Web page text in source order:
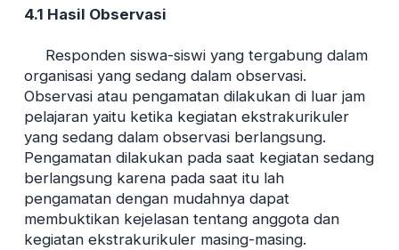
4.1 Hasil Observasi
Responden siswa-siswi yang tergabung dalam
organisasi yang sedang dalam observasi.
Observasi atau pengamatan dilakukan di luar jam
pelajaran yaitu ketika kegiatan ekstrakurikuler
yang sedang dalam observasi berlangsung.
Pengamatan dilakukan pada saat kegiatan sedang
berlangsung karena pada saat itu lah
pengamatan dengan mudahnya dapat
membuktikan kejelasan tentang anggota dan
kegiatan ekstrakurikuler masing-masing.